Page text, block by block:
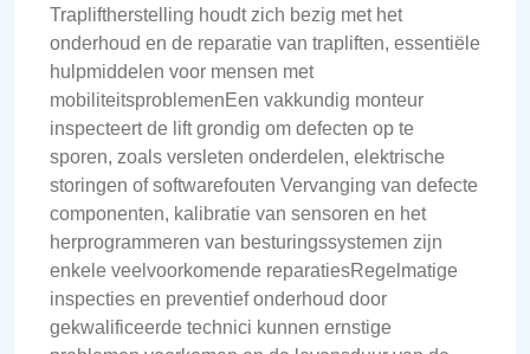
Trapliftherstelling houdt zich bezig met het
onderhoud en de reparatie van trapliften, essentiële
hulpmiddelen voor mensen met
mobiliteitsproblemenEen vakkundig monteur
inspecteert de lift grondig om defecten op te
sporen, zoals versleten onderdelen, elektrische
storingen of softwarefouten Vervanging van defecte
componenten, kalibratie van sensoren en het
herprogrammeren van besturingssystemen zijn
enkele veelvoorkomende reparatiesRegelmatige
inspecties en preventief onderhoud door
gekwalificeerde technici kunnen ernstige